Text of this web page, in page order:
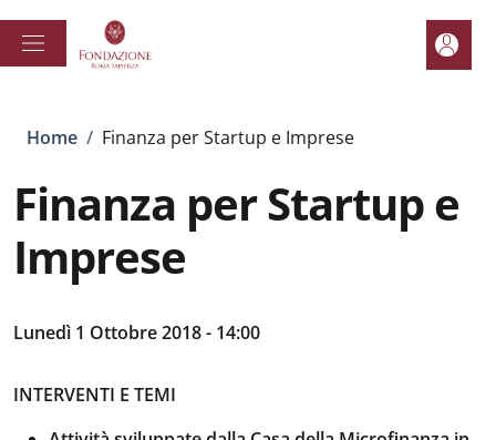
Area
Briciole di pane
Home / Finanza per Startup e Imprese
Finanza per Startup e
Imprese
Lunedì 1 Ottobre 2018 - 14:00
INTERVENTI E TEMI